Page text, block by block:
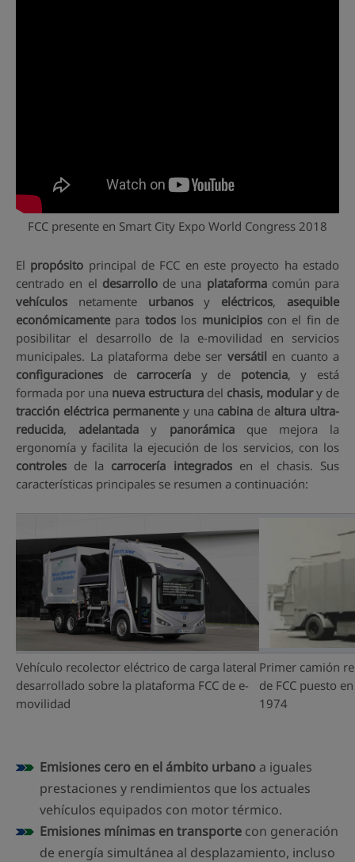
FCC presente en Smart City Expo World Congress 2018
El propósito principal de FCC en este proyecto ha estado
centrado en el desarrollode una plataformacomún para
vehículos netamente urbanosy eléctricos,asequible
económicamentepara todoslos municipioscon el fin de
posibilitar el desarrollo de la e-movilidad en servicios
municipales. La plataforma debe ser versátil en cuanto a
configuraciones de carrocería y de potencia, y está
formada por una nueva estructura del chasis, modulary de
tracción eléctrica permanentey una cabina dealtura ultra-
reducida,adelantada y panorámicaque mejora la
ergonomía y facilita la ejecución de los servicios, con los
controles de la carrocería integradosen el chasis. Sus
características principales se resumen a continuación:
Vehículo recolector eléctrico de carga lateral
desarrollado sobre la plataforma FCC de e-
movilidad
Primer camión
de FCC puesto
1974
Emisiones cero en el ámbito urbano a iguales
prestaciones y rendimientos que los actuales
vehículos equipados con motor térmico.
Emisiones mínimas en transporte con generación
de energía simultánea al desplazamiento, incluso